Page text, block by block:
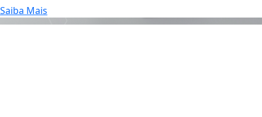
Saiba Mais